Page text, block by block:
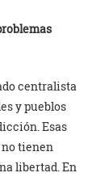
centralista
y pueblos
Esas
tienen
libertad. En